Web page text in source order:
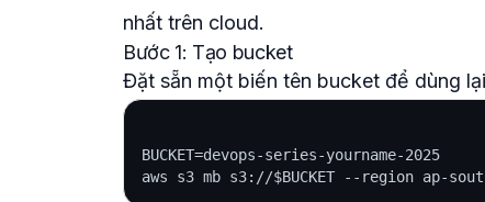
nhất trên cloud.
Bước 1: Tạo bucket
Đặt sẵn một biến tên bucket để dùng
BUCKET=devops-series-yourname-2025